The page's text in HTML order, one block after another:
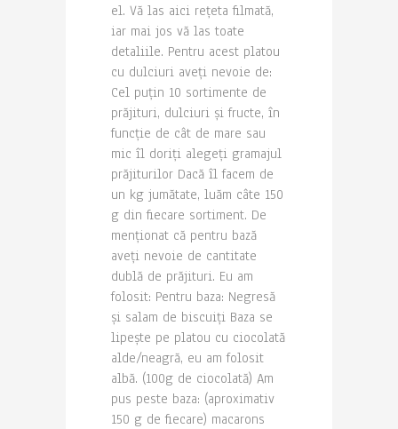
el. Vă las aici rețeta filmată,
iar mai jos vă las toate
detaliile. Pentru acest platou
cu dulciuri aveți nevoie de:
Cel puțin 10 sortimente de
prăjituri, dulciuri și fructe, în
funcție de cât de mare sau
mic îl doriți alegeți gramajul
prăjiturilor Dacă îl facem de
un kg jumătate, luăm câte 150
g din fiecare sortiment. De
menționat că pentru bază
aveți nevoie de cantitate
dublă de prăjituri. Eu am
folosit: Pentru baza: Negresă
și salam de biscuiți Baza se
lipește pe platou cu ciocolată
alde/neagră, eu am folosit
albă. (100g de ciocolată) Am
pus peste baza: (aproximativ
150 g de fiecare) macarons